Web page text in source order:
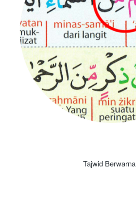
Tajwid Berwarna